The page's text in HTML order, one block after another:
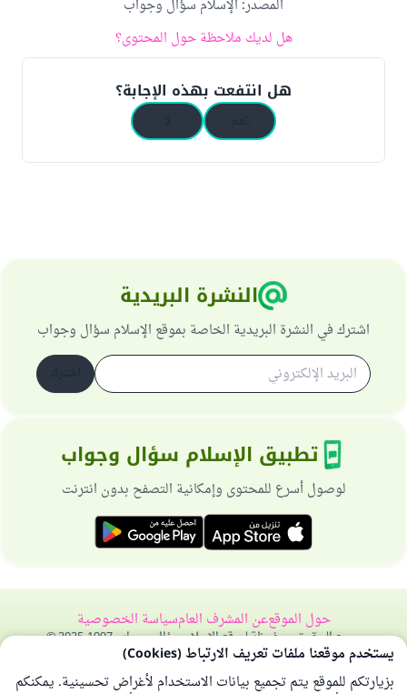
المصدر: الإسلام سؤال وجواب
هل لديك ملاحظة حول المحتوى؟
هل انتفعت بهذه الإجابة؟
النشرة البريدية
اشترك في النشرة البريدية الخاصة بموقع الإسلام سؤال وجواب
تطبيق الإسلام سؤال وجواب
لوصول أسرع للمحتوى وإمكانية التصفح بدون انترنت
حول الموقععن المشرف العامسياسة الخصوصية
جميع الحقوق محفوظة لموقع الإسلام سؤال وجواب 1997-2025 ©
يستخدم موقعنا ملفات تعريف الارتباط (Cookies)
بزيارتكم للموقع يتم تجميع بيانات الاستخدام لأغراض تحسينية. يمكنكم